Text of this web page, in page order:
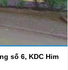
số 6, KDC Him